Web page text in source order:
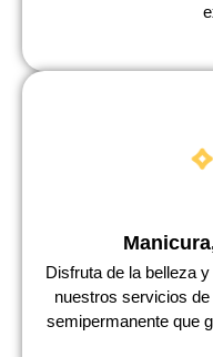
Disfruta de la belleza
nuestros servicios
semipermanente que